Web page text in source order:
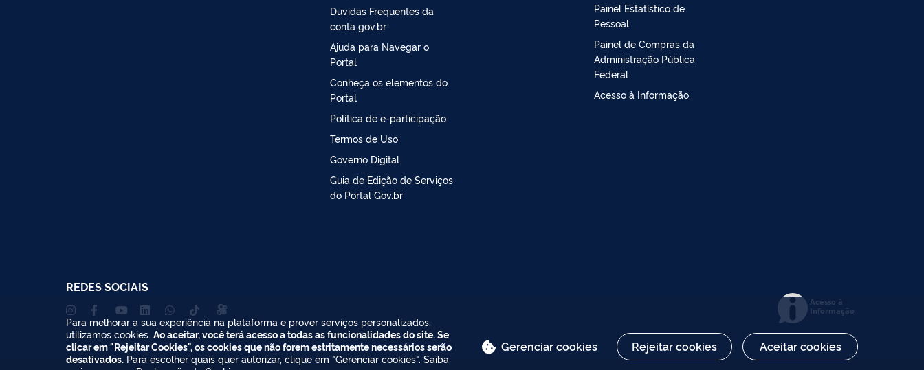
Dúvidas Frequentes da
conta gov.br
Ajuda para Navegar o
Portal
Conheça os elementos do
Portal
Política de e-participação
Termos de Uso
Governo Digital
Guia de Edição de Serviços
do Portal Gov.br
Painel Estatístico de
Pessoal
Painel de Compras da
Administração Pública
Federal
Acesso à Informação
REDES SOCIAIS
Acesso à
Informação
Para melhorar a sua experiência na plataforma e prover serviços personalizados,
utilizamos cookies. Ao aceitar, você terá acesso a todas as funcionalidades do site. Se
clicar em "Rejeitar Cookies", os cookies que não forem estritamente necessários serão
desativados. Para escolher quais quer autorizar, clique em "Gerenciar cookies". Saiba
Gerenciar cookies Rejeitar cookies Aceitar cookies